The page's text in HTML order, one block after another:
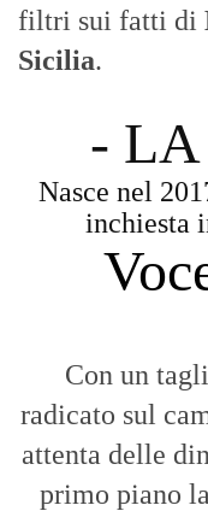
filtri sui fatti di
Sicilia.
- LA
Nasce nel
inchiesta
Con un
radicato sul
attenta delle
primo piano